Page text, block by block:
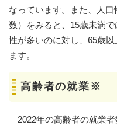
なっています。また、人
数）をみると、15歳未満
性が多いのに対し、65歳
ます。
高齢者の就業※
2022年の高齢者の就業者